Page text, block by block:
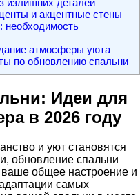
излишних деталей
и акцентные стены
необходимость
атмосферы уюта
по обновлению спальни
Идеи для
в 2026 году
и уют становятся
обновление спальни
общее настроение и
самых